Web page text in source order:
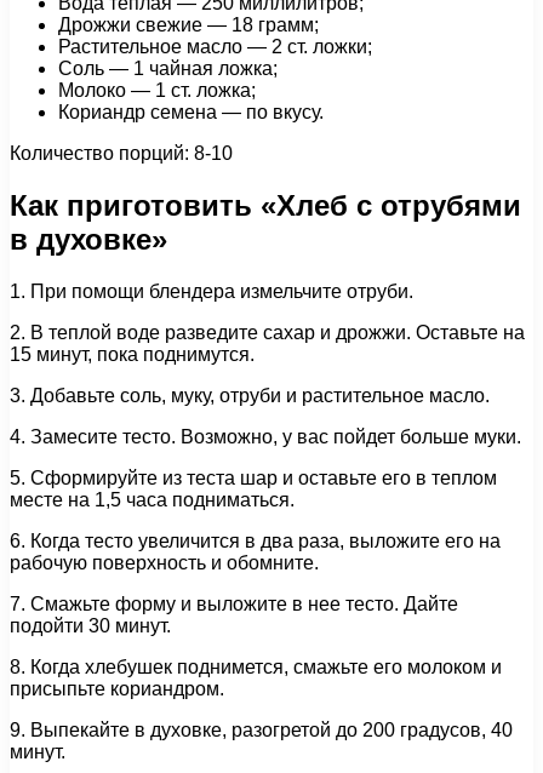
Дрожжи свежие — 18 грамм;
Растительное масло — 2 ст. ложки;
Соль — 1 чайная ложка;
Молоко — 1 ст. ложка;
Кориандр семена — по вкусу.
Количество порций: 8-10
Как приготовить «Хлеб с отрубями
в духовке»
1. При помощи блендера измельчите отруби.
2. В теплой воде разведите сахар и дрожжи. Оставьте на
15 минут, пока поднимутся.
3. Добавьте соль, муку, отруби и растительное масло.
4. Замесите тесто. Возможно, у вас пойдет больше муки.
5. Сформируйте из теста шар и оставьте его в теплом
месте на 1,5 часа подниматься.
6. Когда тесто увеличится в два раза, выложите его на
рабочую поверхность и обомните.
7. Смажьте форму и выложите в нее тесто. Дайте
подойти 30 минут.
8. Когда хлебушек поднимется, смажьте его молоком и
присыпьте кориандром.
9. Выпекайте в духовке, разогретой до 200 градусов, 40
минут.